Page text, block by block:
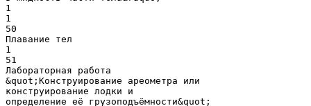
1
1
50
Плавание тел
1
51
Лабораторная работа
&quot;Конструирование ареометра или
конструирование лодки и
определение её грузоподъёмности&quot;